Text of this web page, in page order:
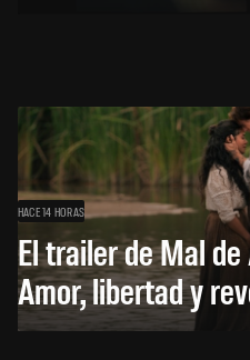
HACE 14 HORAS
El trailer de Mal
Amor, libertad y